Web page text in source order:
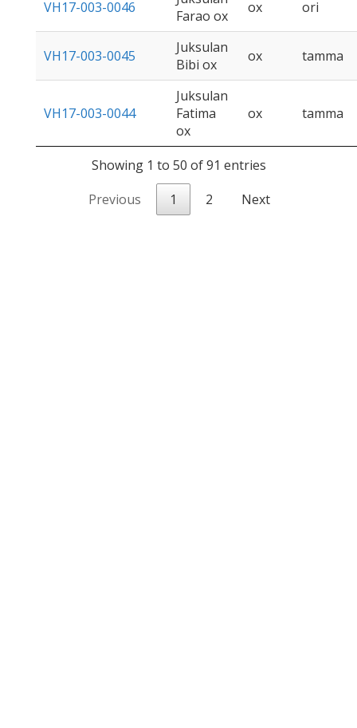
VH17-003-0046
Farao ox
ox ori
VH17-003-0045
Juksulan
Bibi ox
ox tamma
VH17-003-0044
Juksulan
Fatima
ox
ox tamma
Showing 1 to 50 of 91 entries
Previous
1 2 Next